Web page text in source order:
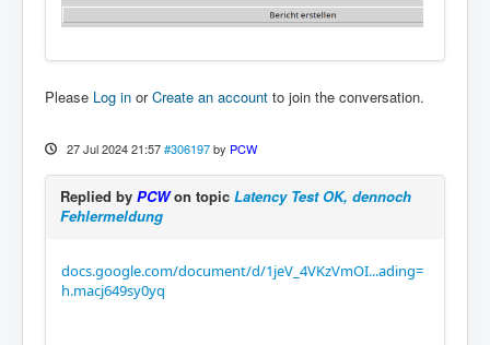
Please Log in orCreate an account to join the conversation.
27 Jul 2024 21:57 #306197 by PCW
Replied by PCWon topic Latency Test OK, dennoch
Fehlermeldung
docs.google.com/document/d/1jeV_4VKzVmOI...ading=
h.macj649sy0yq